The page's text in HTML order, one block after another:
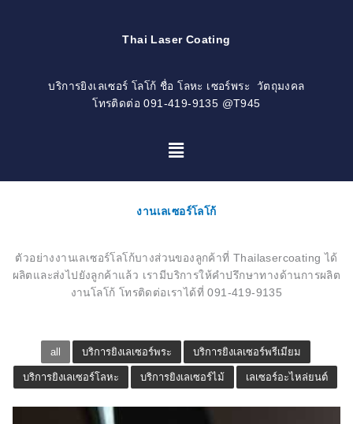
Thai Laser Coating
บริการยิงเลเซอร์ โลโก้ ชื่อ โลหะ เซอร์พระ วัตถุมงคล
โทรติดต่อ 091-419-9135 @T945
Menu
งานเลเซอร์โลโก้
ตัวอย่างงานเลเซอร์โลโก้บางส่วนของลูกค้าที่ Thailasercoating ได้
ผลิตและส่งไปยังลูกค้าแล้ว เรามีบริการให้คำปรึกษาทางด้านการผลิต
งานโลโก้ โทรติดต่อเราได้ที่ 091-419-9135
all บริการยิงเลเซอร์พระ บริการยิงเลเซอร์พรีเมียม
บริการยิงเลเซอร์โลหะ บริการยิงเลเซอร์ไม้ เลเซอร์อะไหล่ยนต์